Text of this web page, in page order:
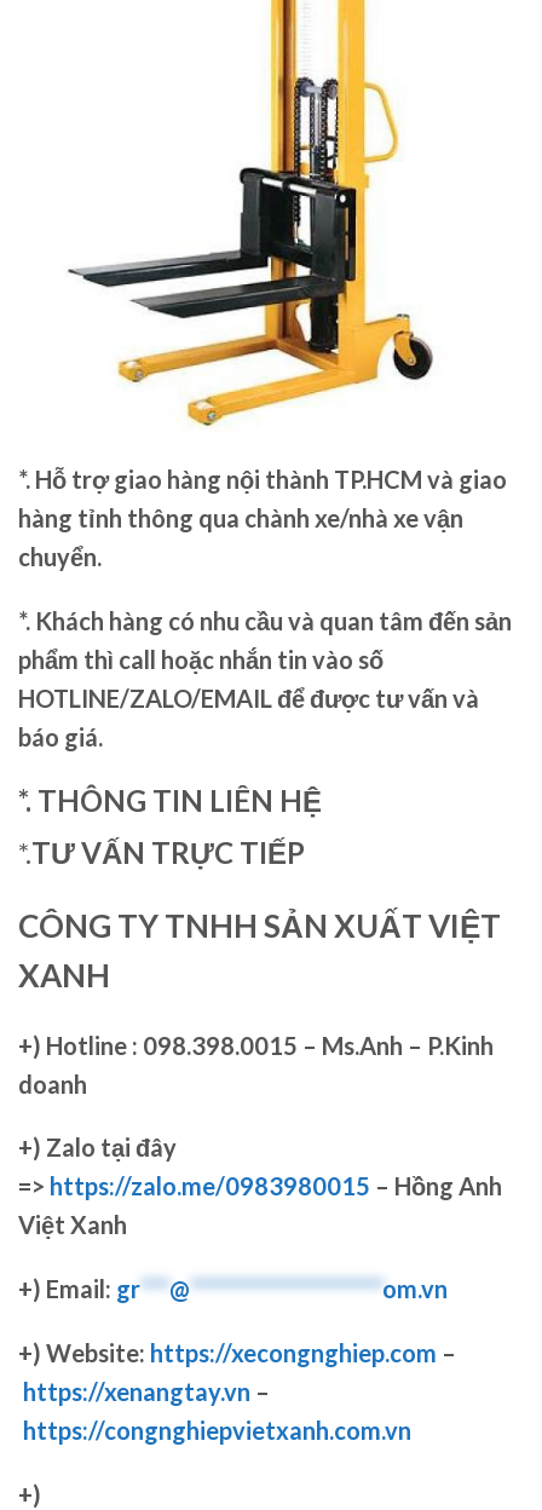
*. Hỗ trợ giao hàng nội thành TP.HCM và giao
hàng tỉnh thông qua chành xe/nhà xe vận
chuyển.
*. Khách hàng có nhu cầu và quan tâm đến sản
phẩm thì call hoặc nhắn tin vào số
HOTLINE/ZALO/EMAIL để được tư vấn và
báo giá.
*. THÔNG TIN LIÊN HỆ
*.TƯ VẤN TRỰC TIẾP
CÔNG TY TNHH SẢN XUẤT VIỆT
XANH
+) Hotline : 098.398.0015 – Ms.Anh – P.Kinh
doanh
+) Zalo tại đây
=> https://zalo.me/0983980015 – Hồng Anh
Việt Xanh
+) Email: gr***@********************om.vn
+) Website: https://xecongnghiep.com –
https://xenangtay.vn –
https://congnghiepvietxanh.com.vn
+)